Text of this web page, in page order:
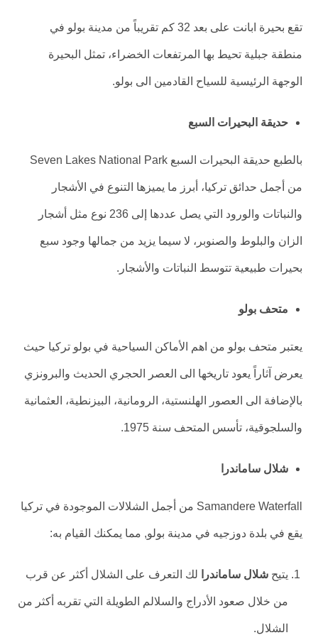
تقع بحيرة ابانت على بعد 32 كم تقريباً من مدينة بولو في
منطقة جبلية تحيط بها المرتفعات الخضراء، تمثل البحيرة
الوجهة الرئيسية للسياح القادمين الى بولو.
حديقة البحيرات السبع
بالطبع حديقة البحيرات السبع Seven Lakes National Park
من أجمل حدائق تركيا، أبرز ما يميزها التنوع في الأشجار
والنباتات والورود التي يصل عددها إلى 236 نوع مثل أشجار
الزان والبلوط والصنوبر، لا سيما يزيد من جمالها وجود سبع
بحيرات طبيعية تتوسط النباتات والأشجار.
متحف بولو
يعتبر متحف بولو من اهم الأماكن السياحية في بولو تركيا حيث
يعرض آثاراً يعود تاريخها الى العصر الحجري الحديث والبرونزي
بالإضافة الى العصور الهلنستية، الرومانية، البيزنطية، العثمانية
والسلجوقية، تأسس المتحف سنة 1975.
شلال ساماندرا
Samandere Waterfall من أجمل الشلالات الموجودة في تركيا
يقع في بلدة دوزجيه في مدينة بولو, مما يمكنك القيام به:
يتيحشلال ساماندرا لك التعرف على الشلال أكثر عن قرب
من خلال صعود الأدراج والسلالم الطويلة التي تقربه أكثر من
الشلال.